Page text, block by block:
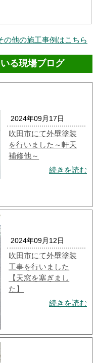
の他の施工事例はこちら
る現場ブログ
2024年09月17日
吹田市にて外壁塗装
を行いました～軒天
補修他～
続きを読む
2024年09月12日
吹田市にて外壁塗装
工事を行いました
【天窓を塞ぎまし
た】
続きを読む